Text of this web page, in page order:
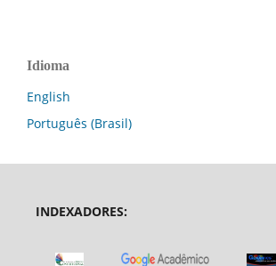
Idioma
English
Português (Brasil)
INDEXADORES: